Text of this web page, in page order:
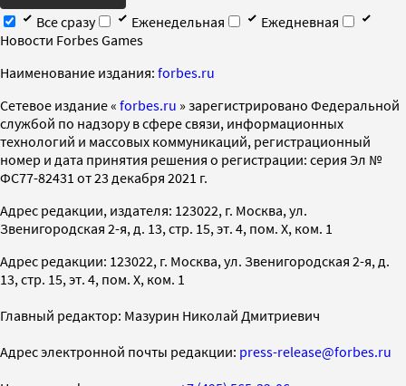
Все сразу
Еженедельная
Ежедневная
Новости Forbes Games
Наименование издания: forbes.ru
Cетевое издание « forbes.ru » зарегистрировано Федеральной
службой по надзору в сфере связи, информационных
технологий и массовых коммуникаций, регистрационный
номер и дата принятия решения о регистрации: серия Эл №
ФС77-82431 от 23 декабря 2021 г.
Адрес редакции, издателя: 123022, г. Москва, ул.
Звенигородская 2-я, д. 13, стр. 15, эт. 4, пом. X, ком. 1
Адрес редакции: 123022, г. Москва, ул. Звенигородская 2-я, д.
13, стр. 15, эт. 4, пом. X, ком. 1
Главный редактор: Мазурин Николай Дмитриевич
Адрес электронной почты редакции: press-release@forbes.ru